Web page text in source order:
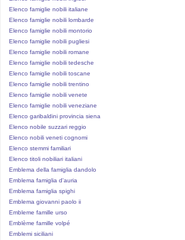
Elenco famiglie nobili italiane
Elenco famiglie nobili lombarde
Elenco famiglie nobili montorio
Elenco famiglie nobili pugliesi
Elenco famiglie nobili romane
Elenco famiglie nobili tedesche
Elenco famiglie nobili toscane
Elenco famiglie nobili trentino
Elenco famiglie nobili venete
Elenco famiglie nobili veneziane
Elenco garibaldini provincia siena
Elenco nobile suzzari reggio
Elenco nobili veneti cognomi
Elenco stemmi familiari
Elenco titoli nobiliari italiani
Emblema della famiglia dandolo
Emblema famiglia d'auria
Emblema famiglia spighi
Emblema giovanni paolo ii
Embleme famille urso
Emblème famille volpé
Emblemi siciliani